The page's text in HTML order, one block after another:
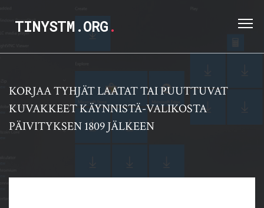
TINYSTM.ORG.
KORJAA TYHJÄT LAATAT TAI PUUTTUVAT
KUVAKKEET KÄYNNISTÄ-VALIKOSTA
PÄIVITYKSEN 1809 JÄLKEEN